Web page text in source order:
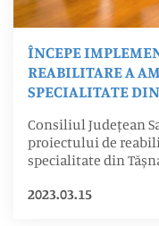
ÎNCEPE
REABILITARE A
SPECIALITATE
Consiliul Județean
proiectului de
specialitate din
2023.03.15